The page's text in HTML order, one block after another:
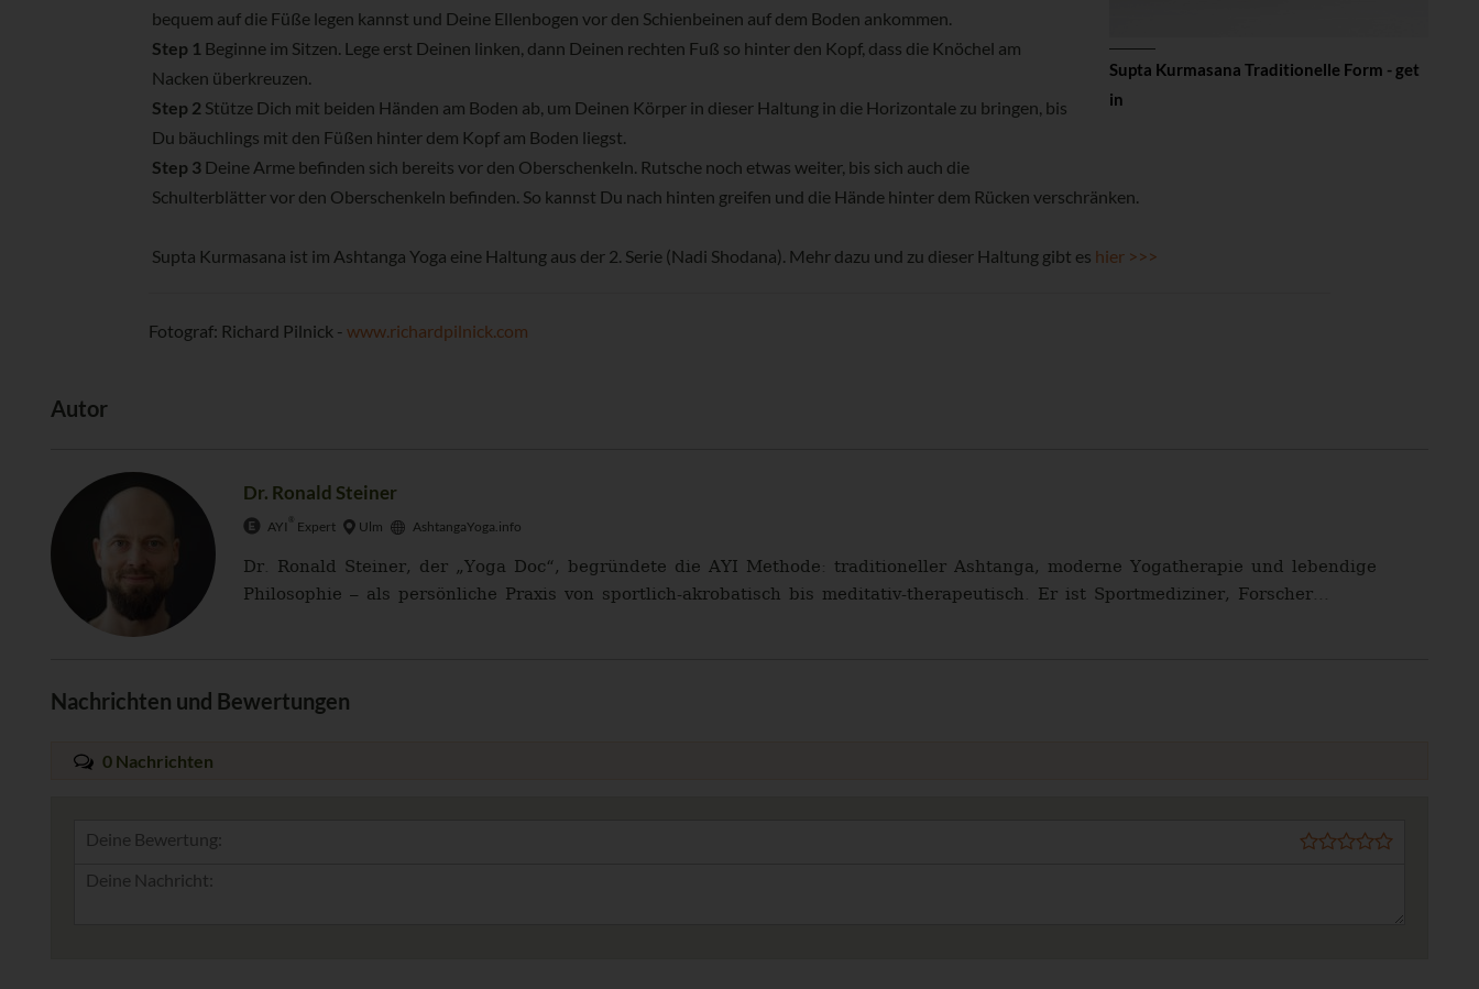
Supta Kurmasana Traditionelle Form - get
in
bequem auf die Füße legen kannst und Deine Ellenbogen vor den Schienbeinen auf dem Boden ankommen.
Step 1 Beginne im Sitzen. Lege erst Deinen linken, dann Deinen rechten Fuß so hinter den Kopf, dass die Knöchel am
Nacken überkreuzen.
Step 2 Stütze Dich mit beiden Händen am Boden ab, um Deinen Körper in dieser Haltung in die Horizontale zu bringen, bis
Du bäuchlings mit den Füßen hinter dem Kopf am Boden liegst.
Step 3Deine Arme befinden sich bereits vor den Oberschenkeln. Rutsche noch etwas weiter, bis sich auch die
Schulterblätter vor den Oberschenkeln befinden. So kannst Du nach hinten greifen und die Hände hinter dem Rücken verschränken.
Supta Kurmasana ist im Ashtanga Yoga eine Haltung aus der 2. Serie (Nadi Shodana). Mehr dazu und zu dieser Haltung gibt es hier >>>
Fotograf: Richard Pilnick - www.richardpilnick.com
Autor
Dr. Ronald Steiner
AYI Expert Ulm AshtangaYoga.info
Dr. Ronald Steiner, der „Yoga Doc“, begründete die AYI Methode: traditioneller Ashtanga, moderne Yogatherapie und lebendige
Philosophie – als persönliche Praxis von sportlich-akrobatisch bis meditativ-therapeutisch. Er ist Sportmediziner, Forscher...
Nachrichten und Bewertungen
0 Nachrichten
Deine Bewertung: